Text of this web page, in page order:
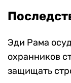
Эди Рама
охранников
защищать